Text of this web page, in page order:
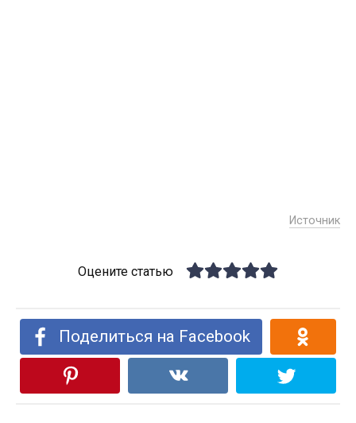
Источник
Оцените статью
Поделиться на Facebook